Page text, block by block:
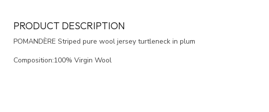
PRODUCT DESCRIPTION
POMANDÈRE Striped pure wool jersey turtleneck in plum
Composition:100% Virgin Wool